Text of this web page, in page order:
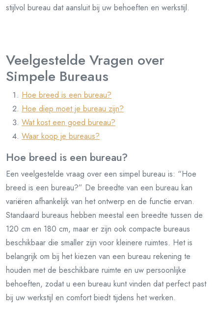
stijlvol bureau dat aansluit bij uw behoeften en werkstijl.
Veelgestelde Vragen over
Simpele Bureaus
Hoe breed is een bureau?
Hoe diep moet je bureau zijn?
Wat kost een goed bureau?
Waar koop je bureaus?
Hoe breed is een bureau?
Een veelgestelde vraag over een simpel bureau is: “Hoe
breed is een bureau?” De breedte van een bureau kan
variëren afhankelijk van het ontwerp en de functie ervan.
Standaard bureaus hebben meestal een breedte tussen de
120 cm en 180 cm, maar er zijn ook compacte bureaus
beschikbaar die smaller zijn voor kleinere ruimtes. Het is
belangrijk om bij het kiezen van een bureau rekening te
houden met de beschikbare ruimte en uw persoonlijke
behoeften, zodat u een bureau kunt vinden dat perfect past
bij uw werkstijl en comfort biedt tijdens het werken.